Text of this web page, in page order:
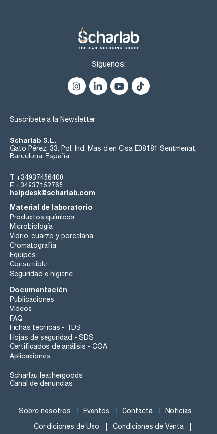
Síguenos:
Suscríbete a la Newsletter
Scharlab S.L.
Gato Pérez, 33. Pol. Ind. Mas d’en Cisa E08181 Sentmenat,
Barcelona, España
T +34937456400
F +34937152765
helpdesk@scharlab.com
Material de laboratorio
Productos químicos
Microbiología
Vidrio, cuarzo y porcelana
Cromatografía
Equipos
Consumible
Seguridad e higiene
Documentación
Publicaciones
Videos
FAQ
Fichas técnicas - TDS
Hojas de seguridad - SDS
Certificados de análisis - COA
Aplicaciones
Scharlau leathergoods
Canal de denuncias
Sobre nosotros Eventos Contacta Noticias
Condiciones de Uso Condiciones de Venta